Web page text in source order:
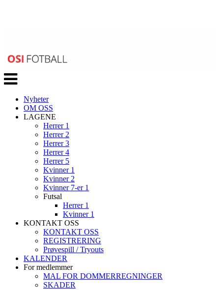
Veksle
navigasjon
Nyheter
OM OSS
LAGENE
Herrer 1
Herrer 2
Herrer 3
Herrer 4
Herrer 5
Kvinner 1
Kvinner 2
Kvinner 7-er 1
Futsal
Herrer 1
Kvinner 1
KONTAKT OSS
KONTAKT OSS
REGISTRERING
Prøvespill / Tryouts
KALENDER
For medlemmer
MAL FOR DOMMERREGNINGER
SKADER